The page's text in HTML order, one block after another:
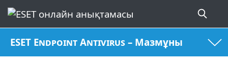
ESET Endpoint Antivirus – Мазмұны